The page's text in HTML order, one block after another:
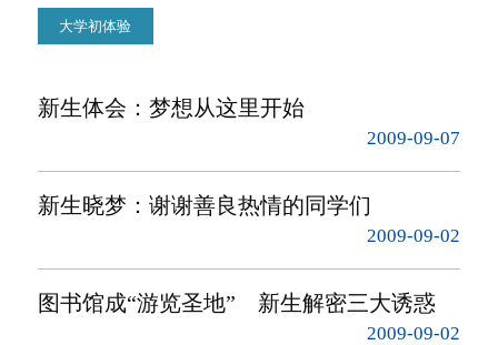
大学初体验
新生体会：梦想从这里开始
2009-09-07
新生晓梦：谢谢善良热情的同学们
2009-09-02
图书馆成“游览圣地” 新生解密三大诱惑
2009-09-02